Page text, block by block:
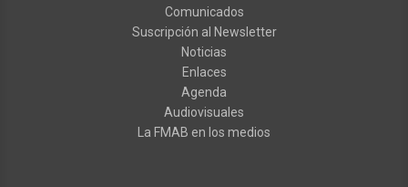
Comunicados
Suscripción al Newsletter
Noticias
Enlaces
Agenda
Audiovisuales
La FMAB en los medios